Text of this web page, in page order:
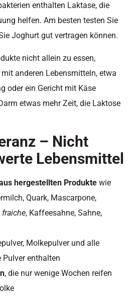
enthalten Laktase, die
helfen. Am besten testen Sie
Joghurt gut vertragen können.
nicht allein zu essen,
anderen Lebensmitteln, etwa
oder ein Gericht mit Käse
etwas mehr Zeit, die Laktose
– Nicht
Lebensmittel
hergestellten Produkte wie
Quark, Mascarpone,
fraiche, Kaffeesahne, Sahne,
Molkepulver und alle
Pulver enthalten
, die nur wenige Wochen reifen